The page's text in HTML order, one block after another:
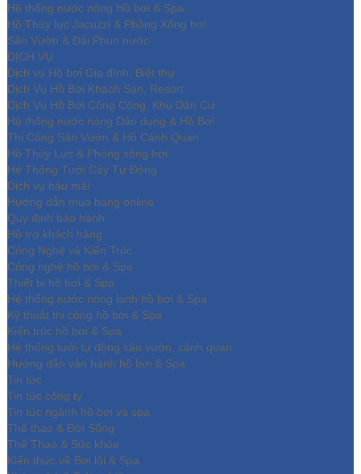
Hệ thống nước nóng Hồ bơi & Spa
Hồ Thủy lực Jacuzzi & Phòng Xông hơi
Sân Vườn & Đài Phun nước
DỊCH VỤ
Dịch vụ Hồ bơi Gia đình, Biệt thự
Dịch Vụ Hồ Bơi Khách Sạn, Resort
Dịch Vụ Hồ Bơi Công Cộng, Khu Dân Cư
Hệ thống nước nóng Dân dụng & Hồ Bơi
Thi Công Sân Vườn & Hồ Cảnh Quan
Hồ Thủy Lực & Phòng xông hơi
Hệ Thống Tưới Cây Tự Động
Dịch vụ hậu mãi
Hướng dẫn mua hàng online
Quy định bảo hành
Hỗ trợ khách hàng
Công Nghệ và Kiến Trúc
Công nghệ hồ bơi & Spa
Thiết bị hồ bơi & Spa
Hệ thống nước nóng lạnh hồ bơi & Spa
Kỹ thuật thi công hồ bơi & Spa
Kiến trúc hồ bơi & Spa
Hệ thống tưới tự động sân vườn, cảnh quan
Hướng dẫn vận hành hồ bơi & Spa
Tin tức
Tin tức công ty
Tin tức ngành hồ bơi và spa
Thể thao & Đời Sống
Thể Thao & Sức khỏe
Kiến thức về Bơi lội & Spa